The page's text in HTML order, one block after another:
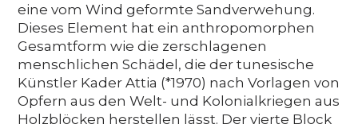
eine vom Wind geformte Sandverwehung.
Dieses Element hat ein anthropomorphen
Gesamtform wie die zerschlagenen
menschlichen Schädel, die der tunesische
Künstler Kader Attia (*1970) nach Vorlagen von
Opfern aus den Welt- und Kolonialkriegen aus
Holzblöcken herstellen lässt. Der vierte Block